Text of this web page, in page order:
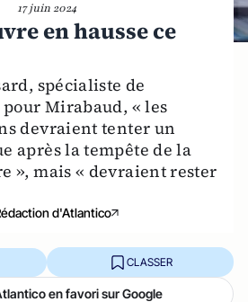
17 juin 2024
en hausse ce
spécialiste de
Mirabaud, « les
devraient tenter un
après la tempête de la
», mais « devraient rester
d'Atlantico
CLASSER
en favori sur Google